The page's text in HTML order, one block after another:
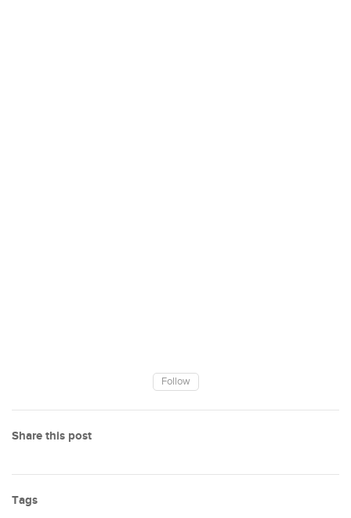
Follow
Share this post
Tags